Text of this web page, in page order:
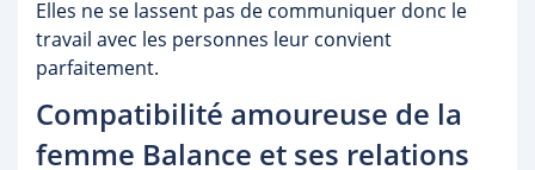
Elles ne se lassent pas de communiquer donc le
travail avec les personnes leur convient
parfaitement.
Compatibilité amoureuse de la
femme Balance et ses relations